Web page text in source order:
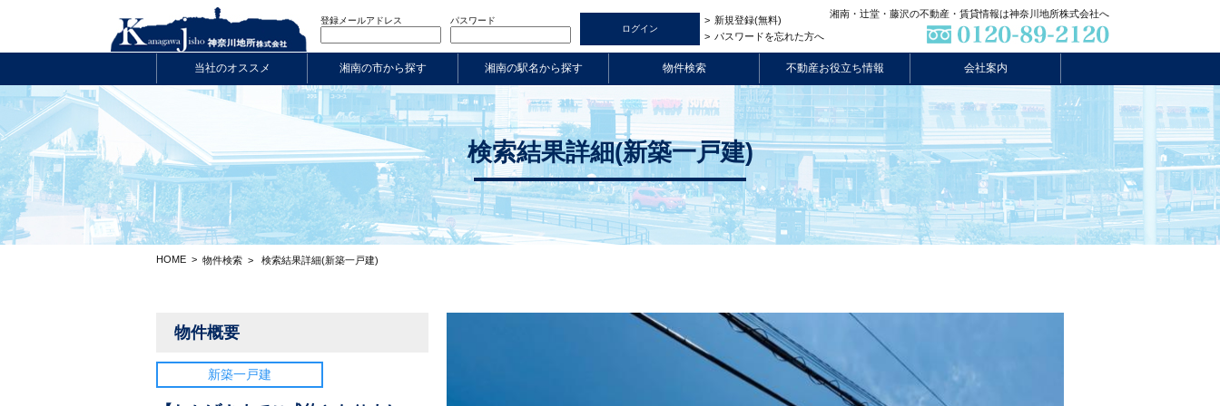
登録メールアドレス パスワード
新規登録(無料)
パスワードを忘れた方へ
湘南・辻堂・藤沢の不動産・賃貸情報は神奈川地所株式会社へ
当社のオススメ 湘南の市から探す 湘南の駅名から探す 物件検索 不動産お役立ち情報 会社案内
検索結果詳細(新築一戸建)
HOME > 物件検索 > 検索結果詳細(新築一戸建)
物件概要
新築一戸建